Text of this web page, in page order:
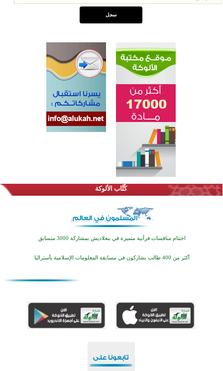
كُتَّاب الألوكة
اختتام منافسات قرآنية متميزة في بنغلاديش بمشاركة 3000 متسابق
أكثر من 400 طالب يشاركون في مسابقة المعلومات الإسلامية بأستراليا
أكبر مشروع إسلامي في ريف أستراليا يفتتح أبوابه بعد سنوات من العمل والعطاء
اختتام الدورة التاسعة لمسابقة حفظ وتلاوة القرآن الكريم في أزناكاييف